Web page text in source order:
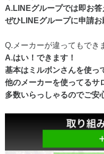
A.LINEグループでは即お
ぜひLINEグループに申請お
Q.メーカーが違ってもでき
A.はい！できます！
基本はミルボンさんを使っ
他のメーカーを使ってるサ
多数いらっしゃるのでご安